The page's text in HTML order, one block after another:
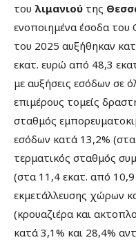
του λιμανιού της
ενοποιημένα έσοδα του
του 2025 αυξήθηκαν
εκατ. ευρώ από 48,3
με αυξήσεις εσόδων σε
επιμέρους τομείς
σταθμός
εσόδων κατά 13,2%
τερματικός σταθμός
(στα 11,4 εκατ. από 10,9
εκμετάλλευσης χώρων
(κρουαζιέρα και
κατά 3,1% και 28,4%